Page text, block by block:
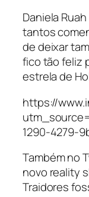
Daniela
tantos
de deixar
fico tão feliz
estrela de
https://
1290-4279-
Também no
novo reality
Traidores